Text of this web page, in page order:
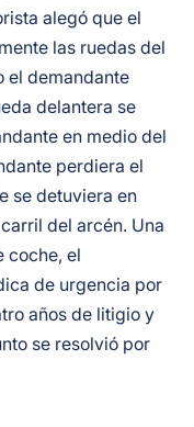
alegó que el
las ruedas del
el demandante
delantera se
en medio del
perdiera el
se detuviera en
del arcén. Una
coche, el
de urgencia por
años de litigio y
se resolvió por